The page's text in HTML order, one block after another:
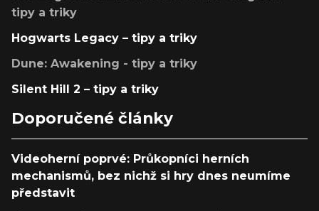
tipy a triky
Hogwarts Legacy – tipy a triky
Dune: Awakening - tipy a triky
Silent Hill 2 – tipy a triky
Doporučené články
Videoherní poprvé: Průkopníci herních
mechanismů, bez nichž si hry dnes neumíme
představit